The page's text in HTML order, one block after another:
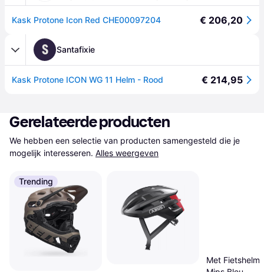
Kask Protone Icon Red CHE00097204 € 206,20
S Santafixie
Kask Protone ICON WG 11 Helm - Rood € 214,95
Gerelateerde producten
We hebben een selectie van producten samengesteld die je
mogelijk interesseren. Alles weergeven
Trending
Met Fietshelm